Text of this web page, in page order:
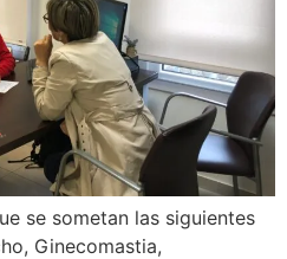
se sometan las siguientes
Ginecomastia,